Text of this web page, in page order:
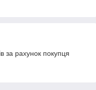
за рахунок покупця